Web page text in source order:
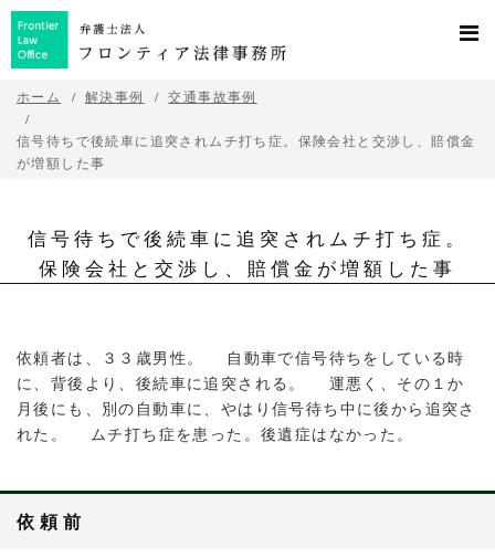
ホーム 解決事例 交通事故事例
信号待ちで後続車に追突されムチ打ち症。保険会社と交渉し、賠償金
が増額した事
信号待ちで後続車に追突されムチ打ち症。
保険会社と交渉し、賠償金が増額した事
依頼者は、３３歳男性。 自動車で信号待ちをしている時
に、背後より、後続車に追突される。 運悪く、その１か
月後にも、別の自動車に、やはり信号待ち中に後から追突さ
れた。 ムチ打ち症を患った。後遺症はなかった。
依頼前